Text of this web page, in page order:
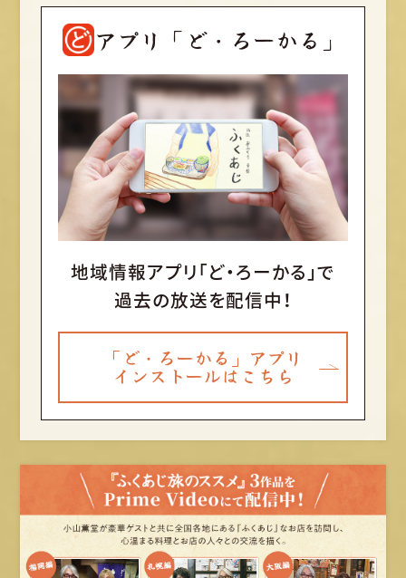
アプリ「ど・ろーかる」
地域情報アプリ「ど・ろーかる」で
過去の放送を配信中！
「ど・ろーかる」アプリ
インストールはこちら